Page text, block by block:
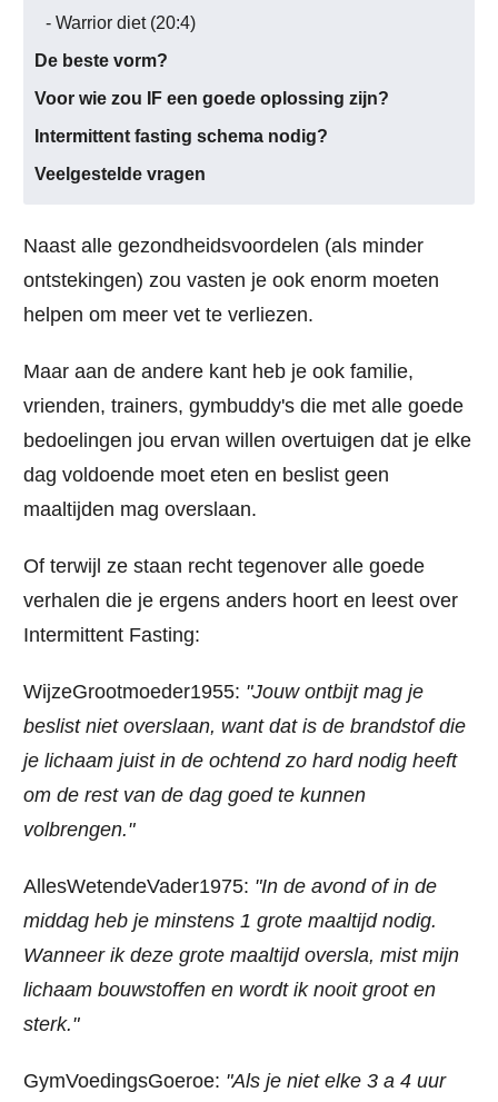
- Warrior diet (20:4)
De beste vorm?
Voor wie zou IF een goede oplossing zijn?
Intermittent fasting schema nodig?
Veelgestelde vragen
Naast alle gezondheidsvoordelen (als minder
ontstekingen) zou vasten je ook enorm moeten
helpen om meer vet te verliezen.
Maar aan de andere kant heb je ook familie,
vrienden, trainers, gymbuddy's die met alle goede
bedoelingen jou ervan willen overtuigen dat je elke
dag voldoende moet eten en beslist geen
maaltijden mag overslaan.
Of terwijl ze staan recht tegenover alle goede
verhalen die je ergens anders hoort en leest over
Intermittent Fasting:
WijzeGrootmoeder1955: "Jouw ontbijt mag je
beslist niet overslaan, want dat is de brandstof die
je lichaam juist in de ochtend zo hard nodig heeft
om de rest van de dag goed te kunnen
volbrengen."
AllesWetendeVader1975: "In de avond of in de
middag heb je minstens 1 grote maaltijd nodig.
Wanneer ik deze grote maaltijd oversla, mist mijn
lichaam bouwstoffen en wordt ik nooit groot en
sterk."
GymVoedingsGoeroe: "Als je niet elke 3 a 4 uur